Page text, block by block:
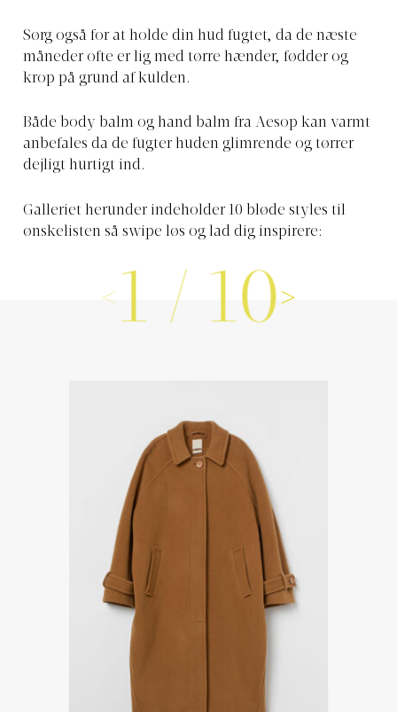
Sørg også for at holde din hud fugtet, da de næste
måneder ofte er lig med tørre hænder, fødder og
krop på grund af kulden.
Både body balm og hand balm fra Aesop kan varmt
anbefales da de fugter huden glimrende og tørrer
dejligt hurtigt ind.
Galleriet herunder indeholder 10 bløde styles til
ønskelisten så swipe løs og lad dig inspirere:
1 / 10